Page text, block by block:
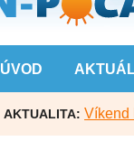
ÚVOD
AKTUALITA: Víkend